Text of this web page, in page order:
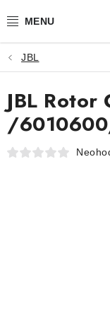
na
TECHNIKA
HNOJIVÁ
VODA
JBL
JBL
/